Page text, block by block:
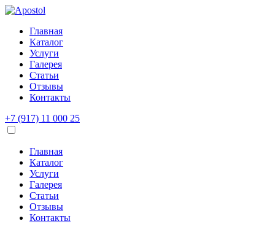
Главная
Каталог
Услуги
Галерея
Статьи
Отзывы
Контакты
+7 (917) 11 000 25
Главная
Каталог
Услуги
Галерея
Статьи
Отзывы
Контакты